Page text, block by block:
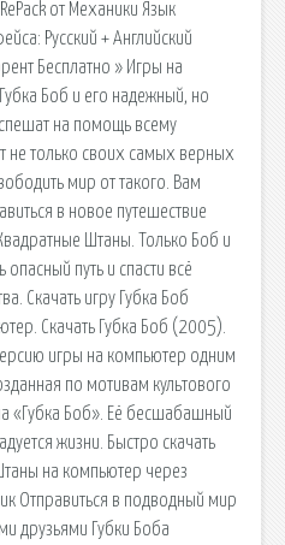
от Механики Язык
Русский + Английский
Бесплатно » Игры на
Боб и его надежный, но
на помощь всему
не только своих самых верных
мир от такого. Вам
в новое путешествие
Штаны. Только Боб и
опасный путь и спасти всё
Скачать игру Губка Боб
Скачать Губка Боб (2005).
игры на компьютер одним
по мотивам культового
«Губка Боб». Её бесшабашный
жизни. Быстро скачать
на компьютер через
Отправиться в подводный мир
друзьями Губки Боба